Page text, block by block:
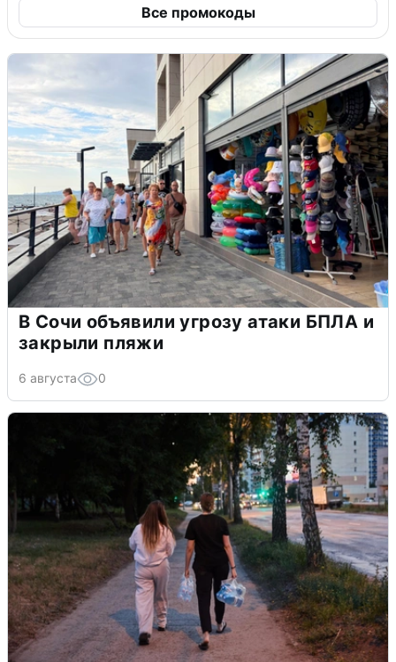
Все промокоды
В Сочи объявили угрозу атаки БПЛА и
закрыли пляжи
6 августа 0